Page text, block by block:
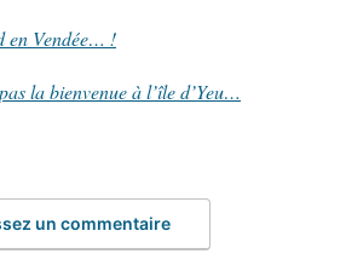
en Vendée… !
la bienvenue à l’île d’Yeu…
un commentaire